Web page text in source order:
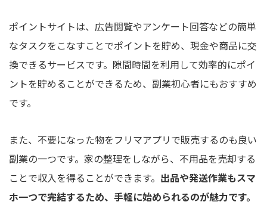
ポイントサイトは、広告閲覧やアンケート回答などの簡単
なタスクをこなすことでポイントを貯め、現金や商品に交
換できるサービスです。隙間時間を利用して効率的にポイ
ントを貯めることができるため、副業初心者にもおすすめ
です。
また、不要になった物をフリマアプリで販売するのも良い
副業の一つです。家の整理をしながら、不用品を売却する
ことで収入を得ることができます。 出品や発送作業もスマ
ホ一つで完結するため、手軽に始められるのが魅力です。